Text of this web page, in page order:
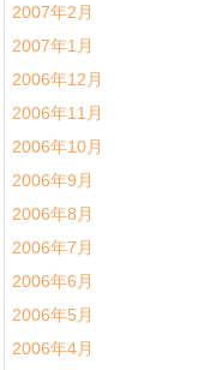
2007年2月
2007年1月
2006年12月
2006年11月
2006年10月
2006年9月
2006年8月
2006年7月
2006年6月
2006年5月
2006年4月